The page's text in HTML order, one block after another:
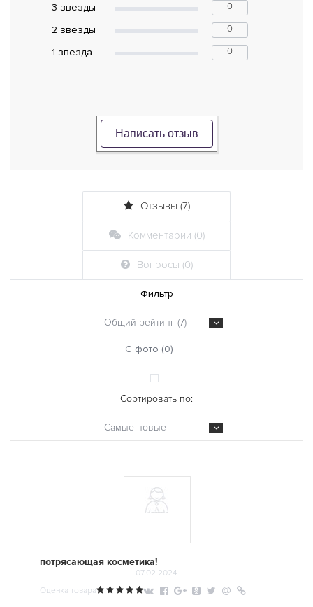
3 звeзды 0
2 звeзды 0
1 звeзда 0
Написать отзыв
Отзывы (7)
Комментарии (0)
Вопросы (0)
Фильтр
Общий рейтинг (7)
С фото (0)
Сортировать по:
Самые новые
потрясающая косметика!
07.02.2024
Оценка товара